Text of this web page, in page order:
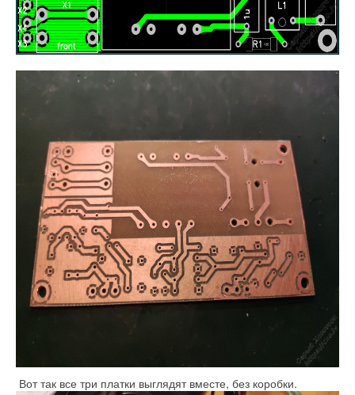
Вот так все три платки выглядят вместе, без коробки.